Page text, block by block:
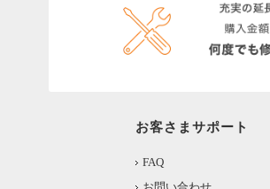
お客さまサポート
FAQ